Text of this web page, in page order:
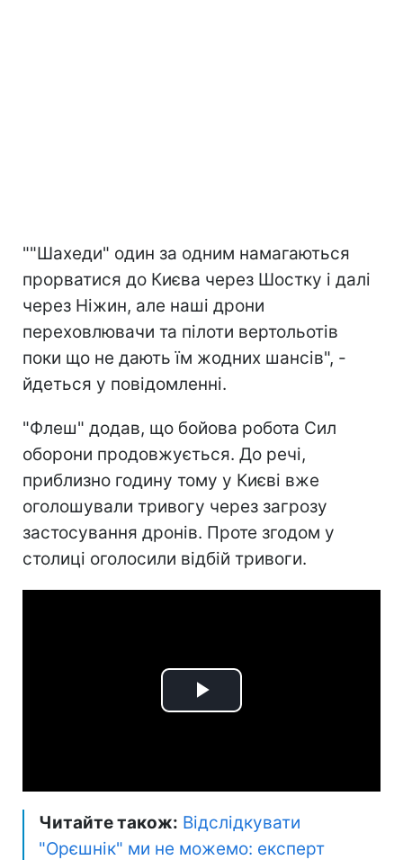
""Шахеди" один за одним намагаються
прорватися до Києва через Шостку і далі
через Ніжин, але наші дрони
переховлювачи та пілоти вертольотів
поки що не дають їм жодних шансів", -
йдеться у повідомленні.
"Флеш" додав, що бойова робота Сил
оборони продовжується. До речі,
приблизно годину тому у Києві вже
оголошували тривогу через загрозу
застосування дронів. Проте згодом у
столиці оголосили відбій тривоги.
Play
Читайте також: Відслідкувати
"Орєшнік" ми не можемо: експерт